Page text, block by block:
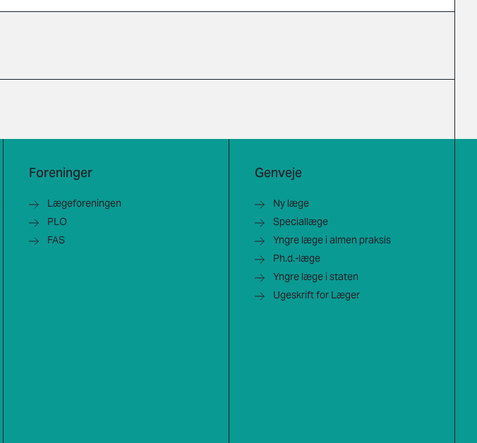
Foreninger
Lægeforeningen
PLO
FAS
Genveje
Ny læge
Speciallæge
Yngre læge i almen praksis
Ph.d.-læge
Yngre læge i staten
Ugeskrift for Læger